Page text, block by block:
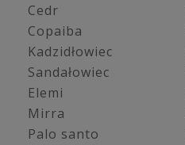
Cedr
Copaiba
Kadzidłowiec
Sandałowiec
Elemi
Mirra
Palo santo